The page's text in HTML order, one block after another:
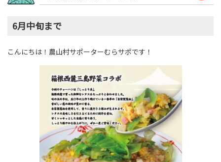
6月中旬まで
こんにちは！農山村サポーターむらサポです！